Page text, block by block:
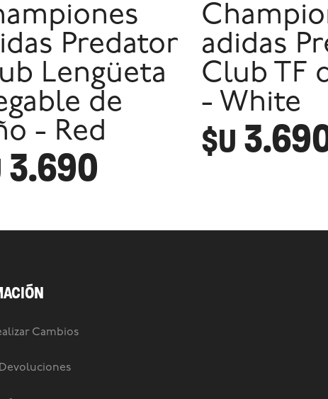
Predator
Lengüeta
de
- Red
3.690
adidas
Club TF
- White
$U
Cambios